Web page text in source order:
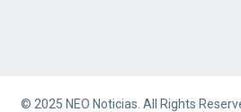
© 2025 NEO Noticias. All Rights